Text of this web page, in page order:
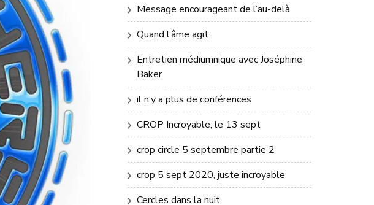
Message encourageant de l’au-delà
Quand l’âme agit
Entretien médiumnique avec Joséphine
Baker
il n’y a plus de conférences
CROP Incroyable, le 13 sept
crop circle 5 septembre partie 2
crop 5 sept 2020, juste incroyable
Cercles dans la nuit